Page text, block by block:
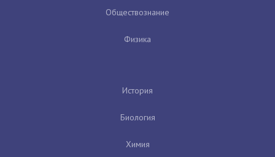
Обществознание
Физика
История
Биология
Химия